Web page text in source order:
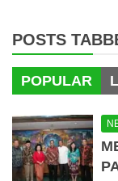
POSTS
POPULAR